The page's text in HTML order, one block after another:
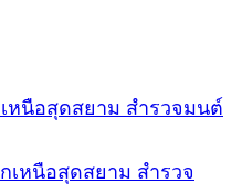
เหนือสุดสยาม สำรวจ